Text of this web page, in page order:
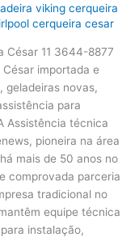
viking cerqueira
cerqueira cesar
César 11 3644-8877
importada e
geladeiras novas,
para
Assistência técnica
pioneira na área
mais de 50 anos no
comprovada parceria
tradicional no
equipe técnica
instalação,